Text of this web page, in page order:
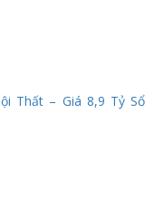
Thất – Giá 8,9 Tỷ Sổ